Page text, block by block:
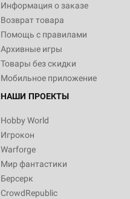
Информация о заказе
Возврат товара
Помощь с правилами
Архивные игры
Товары без скидки
Мобильное приложение
НАШИ ПРОЕКТЫ
Hobby World
Игрокон
Warforge
Мир фантастики
Берсерк
CrowdRepublic